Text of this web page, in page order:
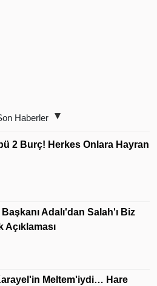
Haberler
2 Burç! Herkes Onlara Hayran
Adalı'dan Salah'ı Biz
Açıklaması
Meltem'iydi… Hare